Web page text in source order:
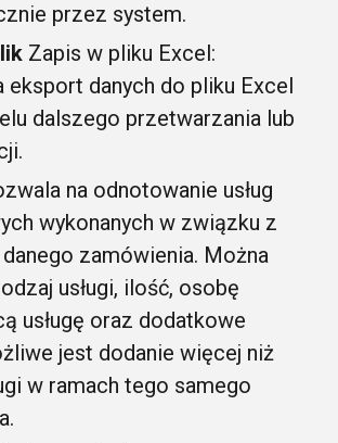
przez system.
Zapis w pliku Excel:
eksport danych do pliku Excel
dalszego przetwarzania lub
na odnotowanie usług
wykonanych w związku z
zamówienia. Można
usługi, ilość, osobę
usługę oraz dodatkowe
jest dodanie więcej niż
w ramach tego samego